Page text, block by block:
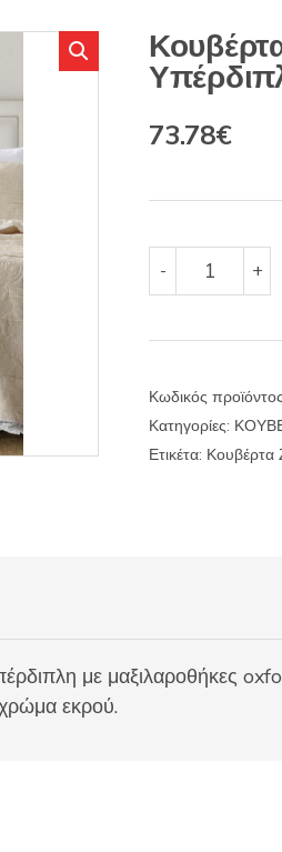
:
Original
86.67€.
73.78€Η
-
Κουβέρτα
Ζακάρ
ποσότητα
+
Κωδικός
Κατηγορίες:
Ετικέτα: Κουβέρτα
με μαξιλαροθήκες
εκρού.